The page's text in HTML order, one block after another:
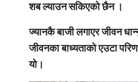
शब ल्याउन सकिएको छैन ।
ज्यानकै बाजी लगाएर जीवन
जीवनका बाध्यताको एउटा
यो।